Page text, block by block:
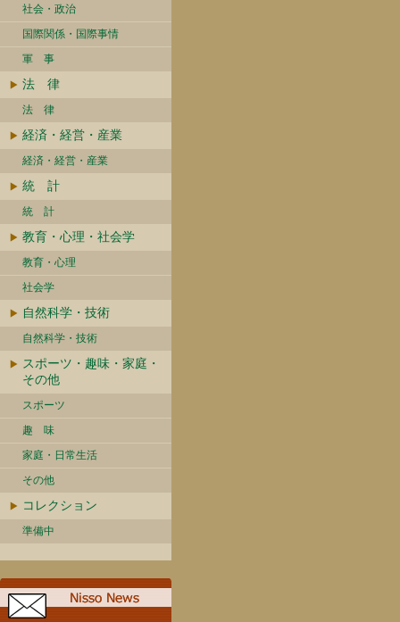
社会・政治
国際関係・国際事情
軍 事
法 律
法 律
経済・経営・産業
経済・経営・産業
統 計
統 計
教育・心理・社会学
教育・心理
社会学
自然科学・技術
自然科学・技術
スポーツ・趣味・家庭・
その他
スポーツ
趣 味
家庭・日常生活
その他
コレクション
準備中